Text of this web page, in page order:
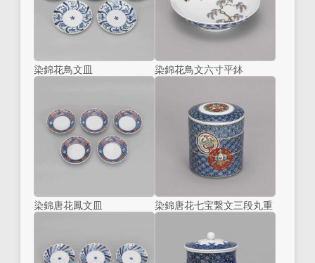
染錦花鳥文皿 染錦花鳥文六寸平鉢
染錦唐花鳳文皿 染錦唐花七宝繋文三段丸重